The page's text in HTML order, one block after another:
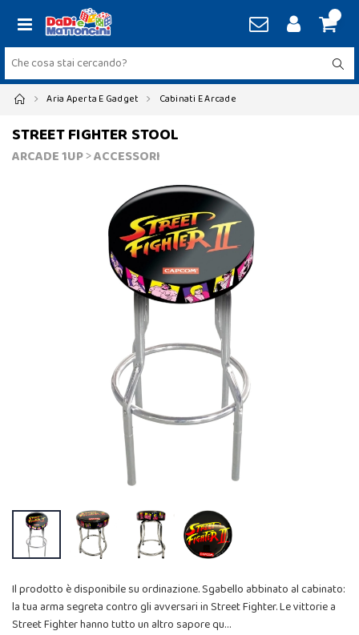
Aria Aperta E Gadget Cabinati E Arcade
STREET FIGHTER STOOL
ARCADE 1UP>ACCESSORI
Il prodotto è disponibile su ordinazione. Sgabello abbinato al cabinato:
la tua arma segreta contro gli avversari in Street Fighter. Le vittorie a
Street Fighter hanno tutto un altro sapore qu…